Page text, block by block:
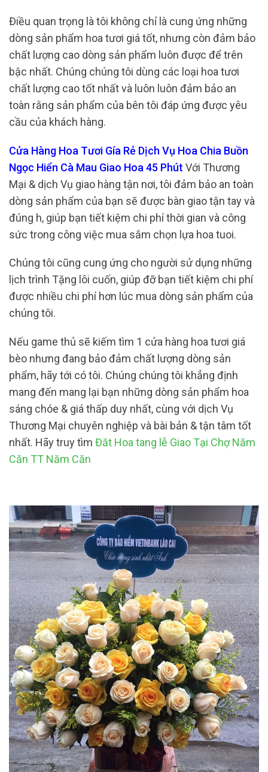
Điều quan trọng là tôi không chỉ là cung ứng những
dòng sản phẩm hoa tươi giá tốt, nhưng còn đảm bảo
chất lượng cao dòng sản phẩm luôn được để trên
bậc nhất. Chúng chúng tôi dùng các loại hoa tươi
chất lượng cao tốt nhất và luôn luôn đảm bảo an
toàn rằng sản phẩm của bên tôi đáp ứng được yêu
cầu của khách hàng.
Cửa Hàng Hoa Tươi Gía Rẻ Dịch Vụ Hoa Chia Buồn
Ngọc Hiển Cà Mau Giao Hoa 45 Phút Với Thương
Mại & dịch Vụ giao hàng tận nơi, tôi đảm bảo an toàn
dòng sản phẩm của bạn sẽ được bàn giao tận tay và
đúng h, giúp bạn tiết kiệm chi phí thời gian và công
sức trong công việc mua sắm chọn lựa hoa tuoi.
Chúng tôi cũng cung ứng cho người sử dụng những
lịch trình Tặng lôi cuốn, giúp đỡ bạn tiết kiệm chi phí
được nhiều chi phí hơn lúc mua dòng sản phẩm của
chúng tôi.
Nếu game thủ sẽ kiếm tìm 1 cửa hàng hoa tươi giá
bèo nhưng đang bảo đảm chất lượng dòng sản
phẩm, hãy tới có tôi. Chúng chúng tôi khẳng định
mang đến mang lại bạn những dòng sản phẩm hoa
sáng chóe & giá thấp duy nhất, cùng với dịch Vụ
Thương Mại chuyên nghiệp và bài bản & tận tâm tốt
nhất. Hãy truy tìm Đăt Hoa tang lễ Giao Tại Chợ Năm
Căn TT Năm Căn